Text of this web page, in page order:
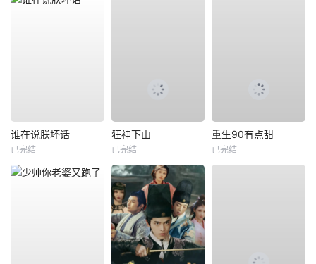
谁在说朕坏话
已完结
狂神下山
已完结
重生90有点甜
已完结